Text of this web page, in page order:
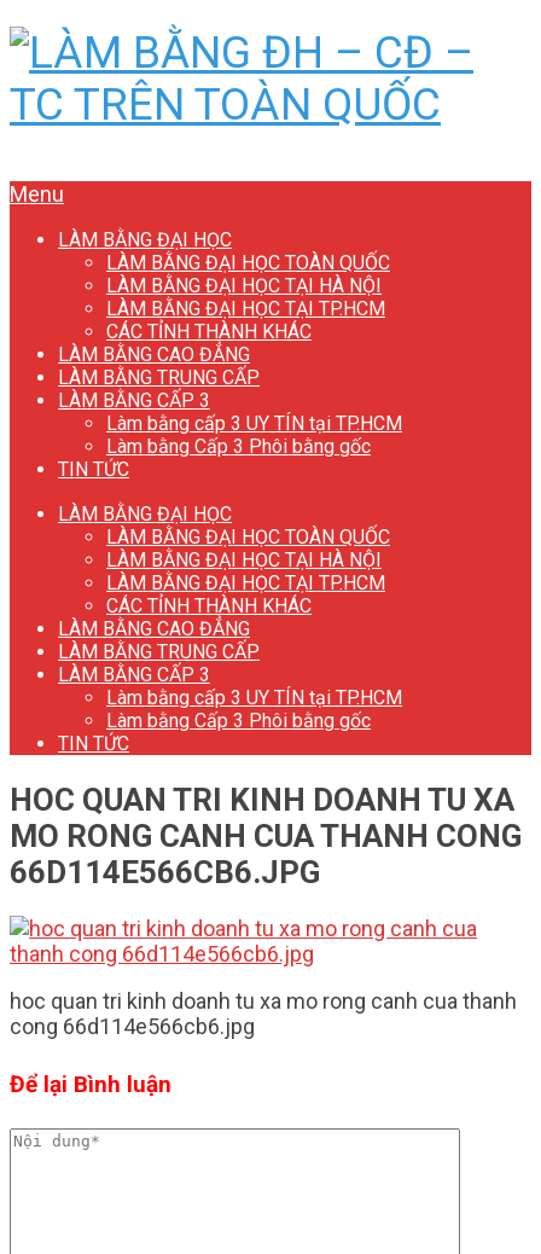
Menu
LÀM BẰNG ĐẠI HỌC
LÀM BẰNG ĐẠI HỌC TOÀN QUỐC
LÀM BẰNG ĐẠI HỌC TẠI HÀ NỘI
LÀM BẰNG ĐẠI HỌC TẠI TP.HCM
CÁC TỈNH THÀNH KHÁC
LÀM BẰNG CAO ĐẲNG
LÀM BẰNG TRUNG CẤP
LÀM BẰNG CẤP 3
Làm bằng cấp 3 UY TÍN tại TP.HCM
Làm bằng Cấp 3 Phôi bằng gốc
TIN TỨC
LÀM BẰNG ĐẠI HỌC
LÀM BẰNG ĐẠI HỌC TOÀN QUỐC
LÀM BẰNG ĐẠI HỌC TẠI HÀ NỘI
LÀM BẰNG ĐẠI HỌC TẠI TP.HCM
CÁC TỈNH THÀNH KHÁC
LÀM BẰNG CAO ĐẲNG
LÀM BẰNG TRUNG CẤP
LÀM BẰNG CẤP 3
Làm bằng cấp 3 UY TÍN tại TP.HCM
Làm bằng Cấp 3 Phôi bằng gốc
TIN TỨC
HOC QUAN TRI KINH DOANH TU XA
MO RONG CANH CUA THANH CONG
66D114E566CB6.JPG
hoc quan tri kinh doanh tu xa mo rong canh cua thanh
cong 66d114e566cb6.jpg
Để lại Bình luận